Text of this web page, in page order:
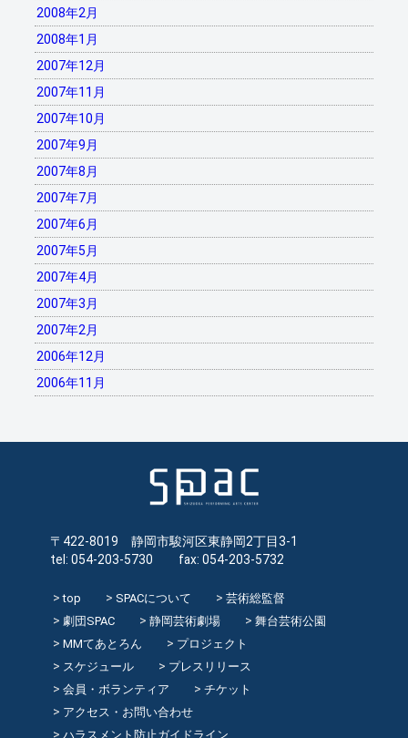
2008年2月
2008年1月
2007年12月
2007年11月
2007年10月
2007年9月
2007年8月
2007年7月
2007年6月
2007年5月
2007年4月
2007年3月
2007年2月
2006年12月
2006年11月
〒422-8019 静岡市駿河区東静岡2丁目3-1
tel: 054-203-5730 fax: 054-203-5732
top SPACについて
芸術総監督
劇団SPAC
静岡芸術劇場
舞台芸術公園
MMてあとろん
プロジェクト
スケジュール
プレスリリース
会員・ボランティア
チケット
アクセス・お問い合わせ
ハラスメント防止ガイドライン